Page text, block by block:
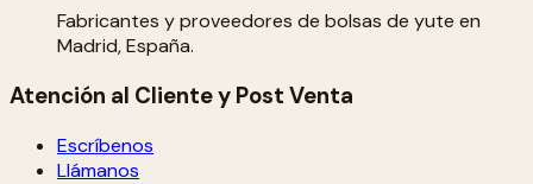
Fabricantes y proveedores de bolsas de yute en
Madrid, España.
Atención al Cliente y Post Venta
Escríbenos
Llámanos